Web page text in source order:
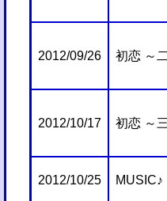
2012/09/26 初恋 ～
2012/10/17 初恋 ～
2012/10/25 MUSIC♪